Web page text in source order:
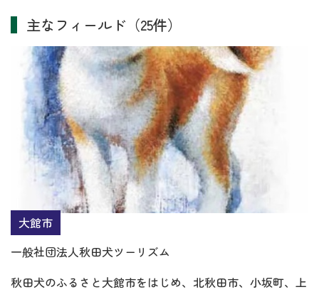
主なフィールド（25件）
大館市
一般社団法人秋田犬ツーリズム
秋田犬のふるさと大館市をはじめ、北秋田市、小坂町、上